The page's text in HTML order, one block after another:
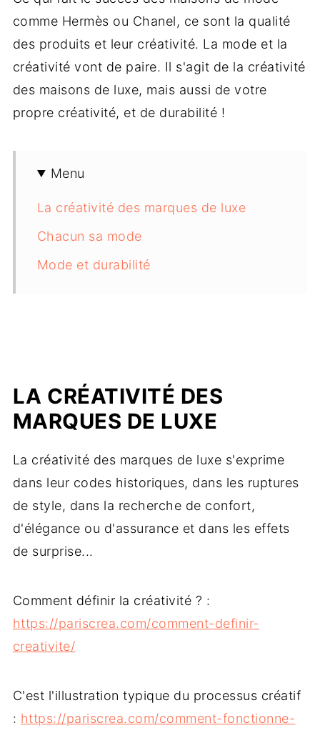
comme Hermès ou Chanel, ce sont la qualité
des produits et leur créativité. La mode et la
créativité vont de paire. Il s'agit de la créativité
des maisons de luxe, mais aussi de votre
propre créativité, et de durabilité !
Menu
La créativité des marques de luxe
Chacun sa mode
Mode et durabilité
LA CRÉATIVITÉ DES
MARQUES DE LUXE
La créativité des marques de luxe s'exprime
dans leur codes historiques, dans les ruptures
de style, dans la recherche de confort,
d'élégance ou d'assurance et dans les effets
de surprise...
Comment définir la créativité ? :
https://pariscrea.com/comment-definir-
creativite/
C'est l'illustration typique du processus créatif
: https://pariscrea.com/comment-fonctionne-